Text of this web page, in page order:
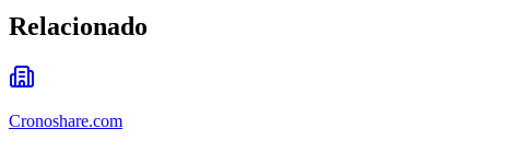
Relacionado
Cronoshare.com